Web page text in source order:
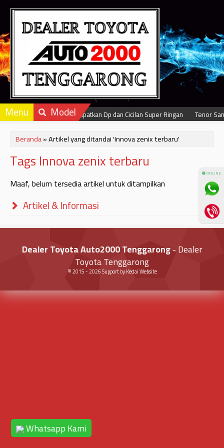
Dapatkan Dp dan Cicilan Super Ringan Tenor
Menu Model
Beranda»Artikel yang ditandai 'Innova zenix terbaru'
Tags Innova zenix terbaru
Maaf, belum tersedia artikel untuk ditampilkan
Artikel & Informasi
Dealer Toyota Auto2000 Tenggarong- Dealer
Toyota Tenggarong
© 2015 -2026Support byKedai Website
Whatsapp Kami
⚫ ONLINE